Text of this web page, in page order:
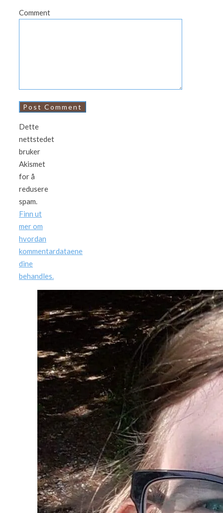
Comment
Dette
nettstedet
bruker
Akismet
for å
redusere
spam.
Finn ut
mer om
hvordan
kommentardataene
dine
behandles.